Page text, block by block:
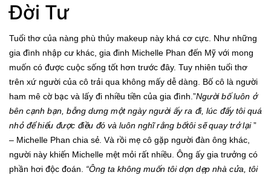
Đời Tư
Tuổi thơ của nàng phù thủy makeup này khá cơ cực. Như những
gia đình nhập cư khác, gia đinh Michelle Phan đến Mỹ với mong
muốn có được cuộc sống tốt hơn trước đây. Tuy nhiên tuổi thơ
trên xứ người của cô trải qua không mấy dễ dàng. Bố cô là người
ham mê cờ bạc và lấy đi nhiều tiền của gia đình.”Người bố luôn ở
bên cạnh bạn, bỗng dưng một ngày người ấy ra đi, lúc đấy tôi quá
nhỏ để hiểu được điều đó và luôn nghĩ rằng bốtôi sẽ quay trở lại”
– Michelle Phan chia sẻ. Và rồi mẹ cô gặp người đàn ông khác,
người này khiến Michelle mệt mỏi rất nhiều. Ông ấy gia trưởng có
phần hơi độc đoán. “Ông ta không muốn tôi dọn dẹp nhà cửa, tôi